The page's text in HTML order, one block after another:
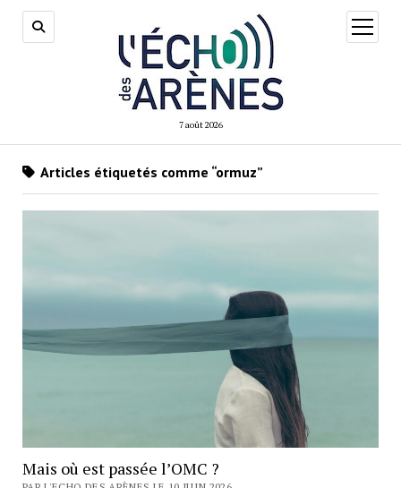
7 août 2026
ouvrir
menu
Articles étiquetés comme “ormuz”
Mais où est passée l’OMC ?